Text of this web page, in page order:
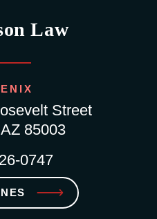
Law
Street
85003
0747